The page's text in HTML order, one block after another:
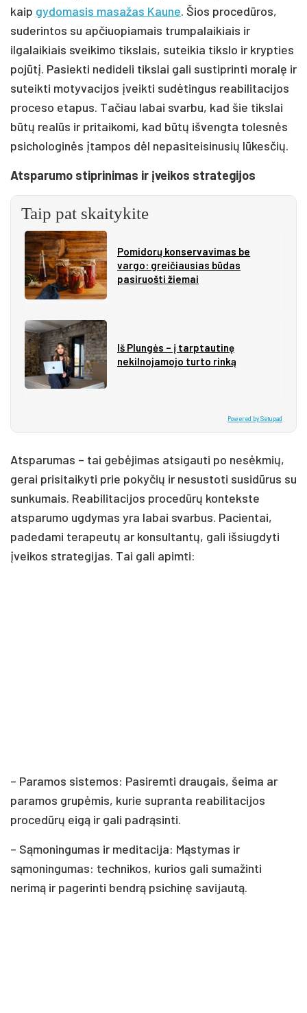
kaip gydomasis masažas Kaune. Šios procedūros,
suderintos su apčiuopiamais trumpalaikiais ir
ilgalaikiais sveikimo tikslais, suteikia tikslo ir krypties
pojūtį. Pasiekti nedideli tikslai gali sustiprinti moralę ir
suteikti motyvacijos įveikti sudėtingus reabilitacijos
proceso etapus. Tačiau labai svarbu, kad šie tikslai
būtų realūs ir pritaikomi, kad būtų išvengta tolesnės
psichologinės įtampos dėl nepasiteisinusių lūkesčių.
Atsparumo stiprinimas ir įveikos strategijos
Taip pat skaitykite
Pomidorų konservavimas be
vargo: greičiausias būdas
pasiruošti žiemai
Iš Plungės – į tarptautinę
nekilnojamojo turto rinką
Powered by Setupad
Atsparumas – tai gebėjimas atsigauti po nesėkmių,
gerai prisitaikyti prie pokyčių ir nesustoti susidūrus su
sunkumais. Reabilitacijos procedūrų kontekste
atsparumo ugdymas yra labai svarbus. Pacientai,
padedami terapeutų ar konsultantų, gali išsiugdyti
įveikos strategijas. Tai gali apimti:
– Paramos sistemos: Pasiremti draugais, šeima ar
paramos grupėmis, kurie supranta reabilitacijos
procedūrų eigą ir gali padrąsinti.
– Sąmoningumas ir meditacija: Mąstymas ir
sąmoningumas: technikos, kurios gali sumažinti
nerimą ir pagerinti bendrą psichinę savijautą.